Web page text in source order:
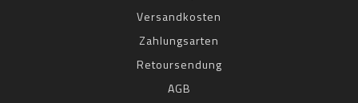
Versandkosten
Zahlungsarten
Retoursendung
AGB